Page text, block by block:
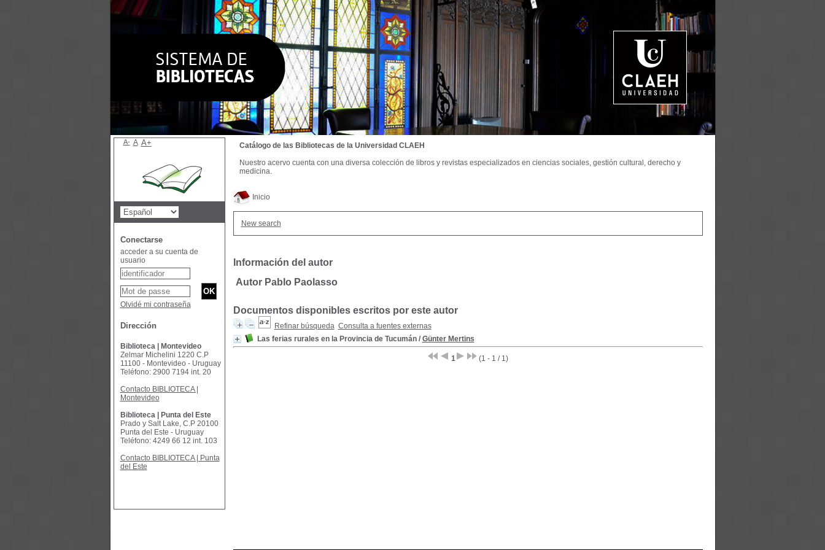
Inicio
New search
Información del autor
Autor Pablo Paolasso
Documentos disponibles escritos por este autor
Refinar búsqueda Consulta a fuentes externas
Las ferias rurales en la Provincia de Tucumán/ Günter Mertins
1 (1 - 1 / 1)
Catálogo de las Bibliotecas de la Universidad CLAEH
Nuestro acervo cuenta con una diversa colección de libros y revistas especializados en ciencias sociales, gestión cultural, derecho y
medicina.
A- A A+
Conectarse
acceder a su cuenta de
usuario
Olvidé mi contraseña
Dirección
Biblioteca | Montevideo
Zelmar Michelini 1220 C.P
11100 - Montevideo - Uruguay
Teléfono: 2900 7194 int. 20
Contacto BIBLIOTECA |
Montevideo
Biblioteca | Punta del Este
Prado y Salt Lake, C.P 20100
Punta del Este - Uruguay
Teléfono: 4249 66 12 int. 103
Contacto BIBLIOTECA | Punta
del Este